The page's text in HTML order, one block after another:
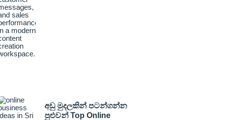
අඩු මුදලකින් පටන්ගන්න
පුළුවන් Top Online